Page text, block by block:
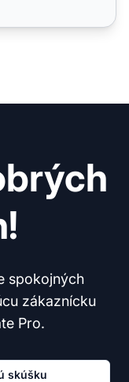
spokojných
zákaznícku
Pro.
skúšku